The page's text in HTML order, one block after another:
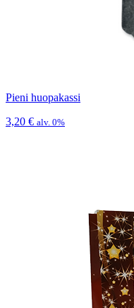
Pieni huopakassi
3,20 € alv. 0%